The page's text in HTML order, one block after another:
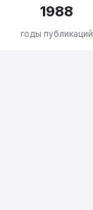
1988
годы публикаций